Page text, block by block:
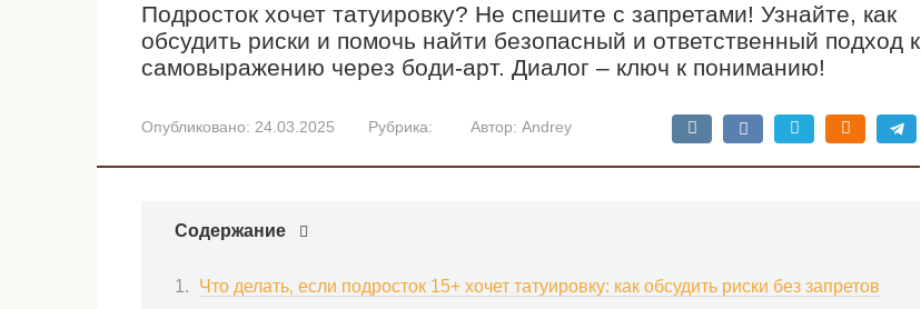
Подросток хочет татуировку? Не спешите с запретами! Узнайте, как
обсудить риски и помочь найти безопасный и ответственный подход к
самовыражению через боди-арт. Диалог – ключ к пониманию!
Опубликовано: 24.03.2025 Рубрика: Автор: Andrey
Содержание
Что делать‚ если подросток 15+ хочет татуировку: как обсудить риски без запретов